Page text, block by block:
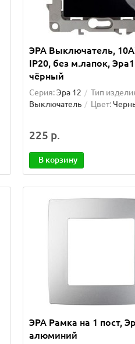
ЭРА Выключатель,
IP20, без м.лапок,
чёрный
Серия:Эра 12
Тип
Выключатель
Цвет:
225 р.
В корзину
ЭРА Рамка на 1 пост,
алюминий